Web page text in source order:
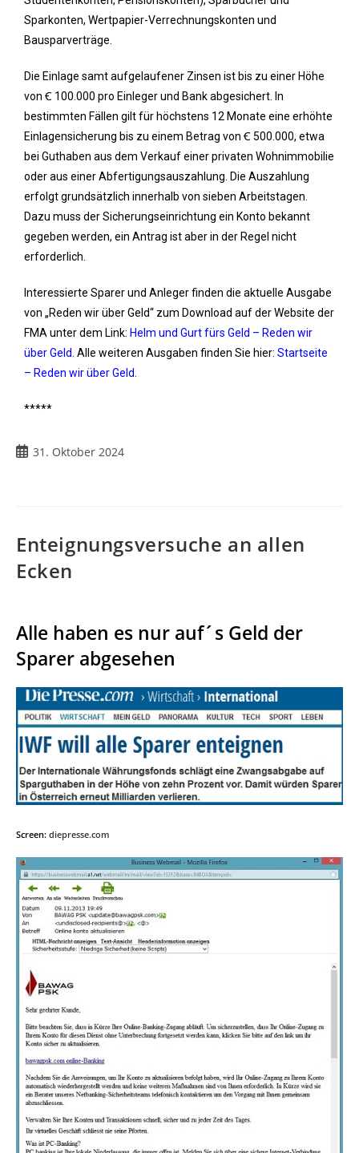
Sparkonten, Wertpapier-Verrechnungskonten und
Bausparverträge.
Die Einlage samt aufgelaufener Zinsen ist bis zu einer Höhe
von Ꞓ 100.000 pro Einleger und Bank abgesichert. In
bestimmten Fällen gilt für höchstens 12 Monate eine erhöhte
Einlagensicherung bis zu einem Betrag von Ꞓ 500.000, etwa
bei Guthaben aus dem Verkauf einer privaten Wohnimmobilie
oder aus einer Abfertigungsauszahlung. Die Auszahlung
erfolgt grundsätzlich innerhalb von sieben Arbeitstagen.
Dazu muss der Sicherungseinrichtung ein Konto bekannt
gegeben werden, ein Antrag ist aber in der Regel nicht
erforderlich.
Interessierte Sparer und Anleger finden die aktuelle Ausgabe
von „Reden wir über Geld“ zum Download auf der Website der
FMA unter dem Link: Helm und Gurt fürs Geld – Reden wir
über Geld. Alle weiteren Ausgaben finden Sie hier: Startseite
– Reden wir über Geld.
*****
31. Oktober 2024
Enteignungsversuche an allen
Ecken
Alle haben es nur auf´s Geld der
Sparer abgesehen
Screen: diepresse.com